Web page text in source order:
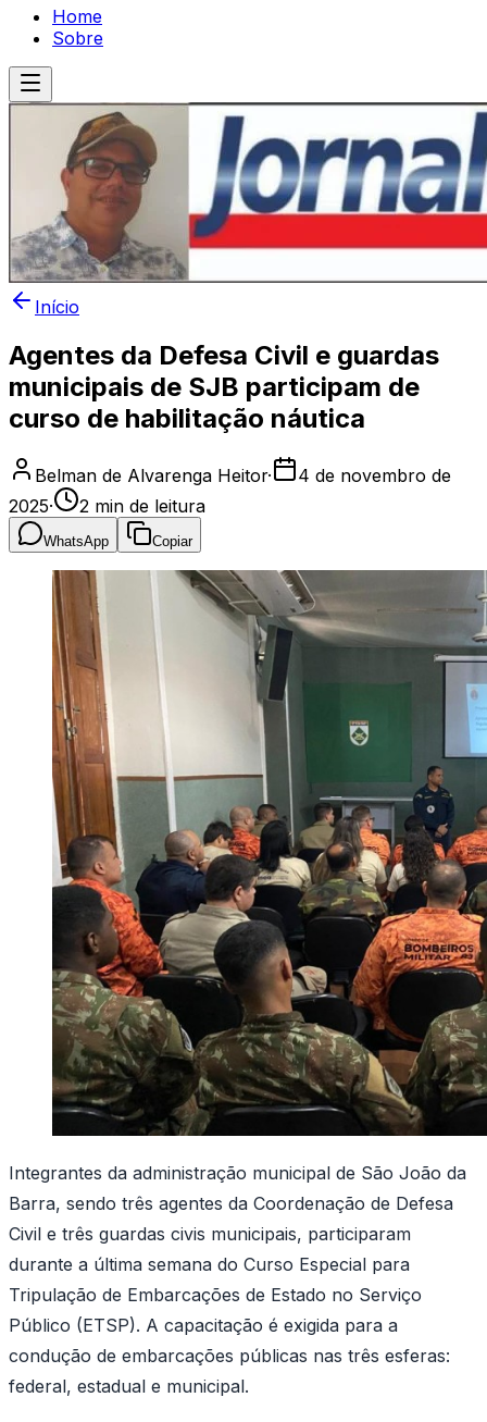
Home
Sobre
Início
Agentes da Defesa Civil e guardas
municipais de SJB participam de
curso de habilitação náutica
Belman de Alvarenga Heitor·
4 de novembro de
2025· 2 min de leitura
WhatsApp Copiar
Integrantes da administração municipal de São João da
Barra, sendo três agentes da Coordenação de Defesa
Civil e três guardas civis municipais, participaram
durante a última semana do Curso Especial para
Tripulação de Embarcações de Estado no Serviço
Público (ETSP). A capacitação é exigida para a
condução de embarcações públicas nas três esferas:
federal, estadual e municipal.